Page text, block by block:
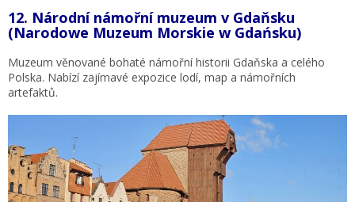
12. Národní námořní muzeum v Gdaňsku
(Narodowe Muzeum Morskie w Gdańsku)
Muzeum věnované bohaté námořní historii Gdaňska a celého
Polska. Nabízí zajímavé expozice lodí, map a námořních
artefaktů.